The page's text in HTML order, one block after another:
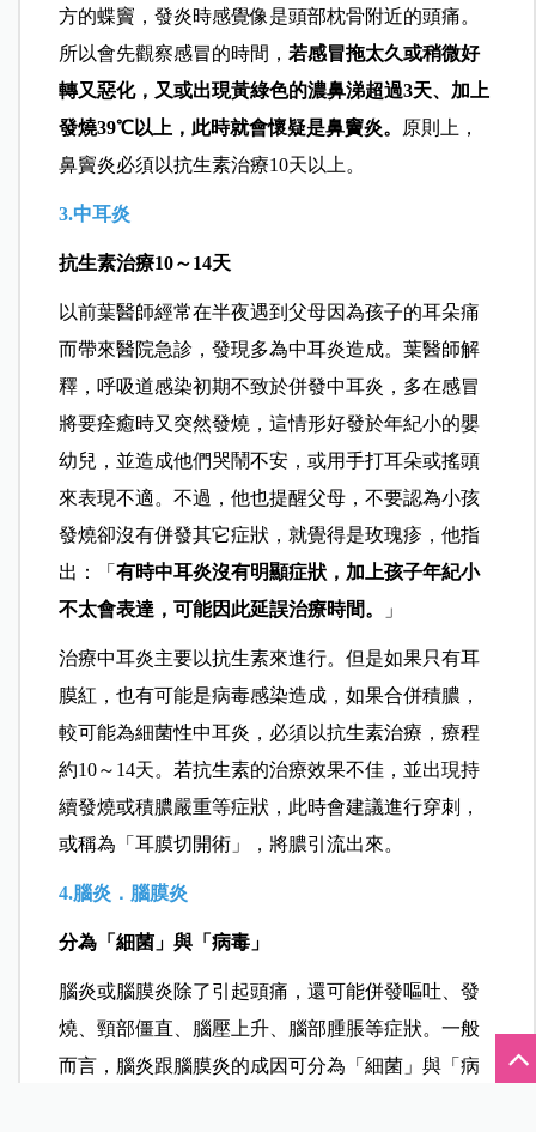
方的蝶竇，發炎時感覺像是頭部枕骨附近的頭痛。
所以會先觀察感冒的時間，若感冒拖太久或稍微好
轉又惡化，又或出現黃綠色的濃鼻涕超過3天、加上
發燒39℃以上，此時就會懷疑是鼻竇炎。
原則上，
鼻竇炎必須以抗生素治療10天以上。
3.中耳炎
抗生素治療10～14天
以前葉醫師經常在半夜遇到父母因為孩子的耳朵痛
而帶來醫院急診，發現多為中耳炎造成。葉醫師解
釋，呼吸道感染初期不致於併發中耳炎，多在感冒
將要痊癒時又突然發燒，這情形好發於年紀小的嬰
幼兒，並造成他們哭鬧不安，或用手打耳朵或搖頭
來表現不適。不過，他也提醒父母，不要認為小孩
發燒卻沒有併發其它症狀，就覺得是玫瑰疹，他指
出：「有時中耳炎沒有明顯症狀，加上孩子年紀小
不太會表達，可能因此延誤治療時間。
」
治療中耳炎主要以抗生素來進行。但是如果只有耳
膜紅，也有可能是病毒感染造成，如果合併積膿，
較可能為細菌性中耳炎，必須以抗生素治療，療程
約10～14天。若抗生素的治療效果不佳，並出現持
續發燒或積膿嚴重等症狀，此時會建議進行穿刺，
或稱為「耳膜切開術」，將膿引流出來。
4.腦炎．腦膜炎
分為「細菌」與「病毒」
腦炎或腦膜炎除了引起頭痛，還可能併發嘔吐、發
燒、頸部僵直、腦壓上升、腦部腫脹等症狀。一般
而言，腦炎跟腦膜炎的成因可分為「細菌」與「病